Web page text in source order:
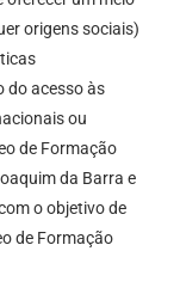
origens sociais)
do acesso às
ou
de Formação
da Barra e
o objetivo de
de Formação